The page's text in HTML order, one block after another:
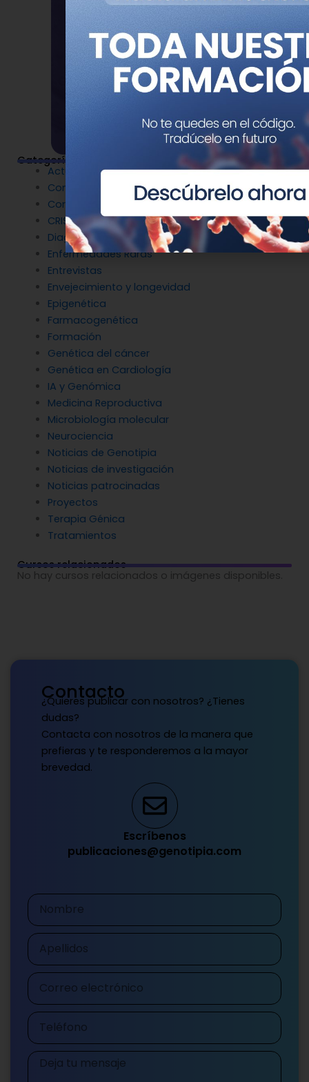
Categorías
Actualidad
Congresos
Coronavirus
CRISPR
Diagnóstico Genético
Enfermedades Raras
Entrevistas
Envejecimiento y longevidad
Epigenética
Farmacogenética
Formación
Genética del cáncer
Genética en Cardiología
IA y Genómica
Medicina Reproductiva
Microbiología molecular
Neurociencia
Noticias de Genotipia
Noticias de investigación
Noticias patrocinadas
Proyectos
Terapia Génica
Tratamientos
Cursos relacionados
No hay cursos relacionados o imágenes disponibles.
Contacto
¿Quieres publicar con nosotros? ¿Tienes
dudas?
Contacta con nosotros de la manera que
prefieras y te responderemos a la mayor
brevedad.
Escríbenos
publicaciones@genotipia.com
Nombre
Apellidos
Correo
electrónico
Teléfono
Mensaje